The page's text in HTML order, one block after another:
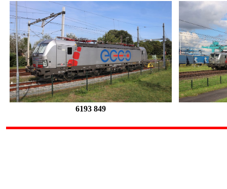
6193 849